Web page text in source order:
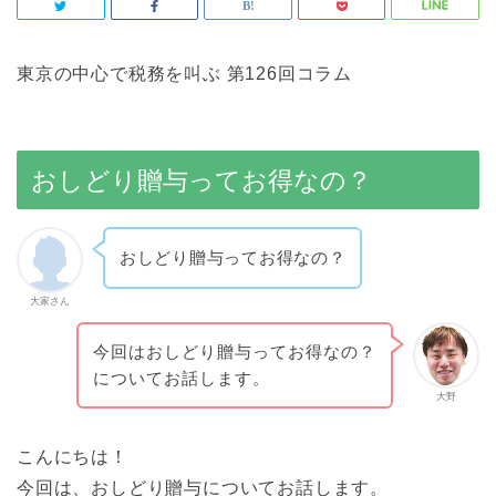
東京の中心で税務を叫ぶ 第126回コラム
おしどり贈与ってお得なの？
大家さん
おしどり贈与ってお得なの？
大野
今回はおしどり贈与ってお得なの？
についてお話します。
こんにちは！
今回は、おしどり贈与についてお話します。